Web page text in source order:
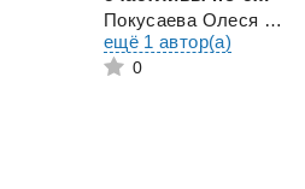
Покусаева Олеся Владимировна
ещё 1 автор(а)
0